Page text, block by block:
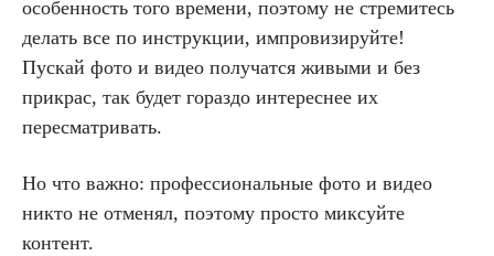
особенность того времени, поэтому не стремитесь
делать все по инструкции, импровизируйте!
Пускай фото и видео получатся живыми и без
прикрас, так будет гораздо интереснее их
пересматривать.
Но что важно: профессиональные фото и видео
никто не отменял, поэтому просто миксуйте
контент.